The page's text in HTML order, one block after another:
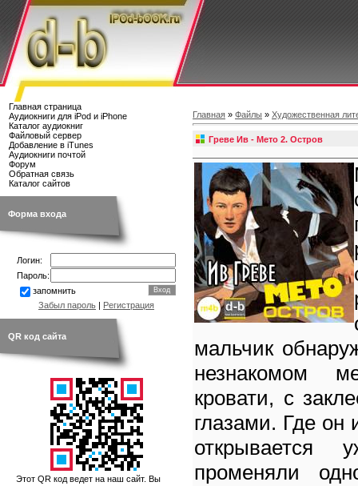
Главная страница
Аудиокниги для iPod и iPhone
Каталог аудиокниг
Файловый сервер
Добавление в iTunes
Аудиокниги почтой
Форум
Обратная связь
Каталог сайтов
Форма входа
Логин:
Пароль:
запомнить
Забыл пароль | Регистрация
QR код сайта
Этот QR код ведет на наш сайт. Вы
Главная » Файлы » Художественная
Греве Ив - Мето 2. Остров
мальчик
незнакомом
кровати, с
глазами. Где он
открывается
променяли